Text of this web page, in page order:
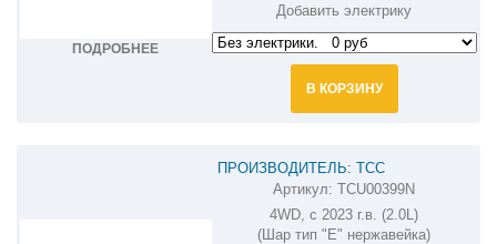
ПОДРОБНЕЕ
Добавить электрику
В КОРЗИНУ
ПРОИЗВОДИТЕЛЬ: ТСС
ФАРКОП НА BAIC BJ40 TCU00399N
Артикул: TCU00399N
4WD, с 2023 г.в. (2.0L)
(Шар тип "E" нержавейка)